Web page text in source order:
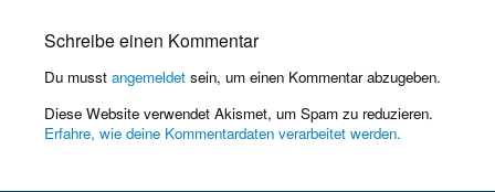
Schreibe einen Kommentar
Du musst angemeldet sein, um einen Kommentar abzugeben.
Diese Website verwendet Akismet, um Spam zu reduzieren.
Erfahre, wie deine Kommentardaten verarbeitet werden.